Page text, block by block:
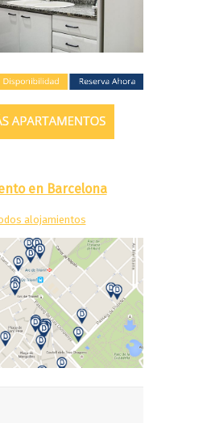
en Barcelona
alojamientos